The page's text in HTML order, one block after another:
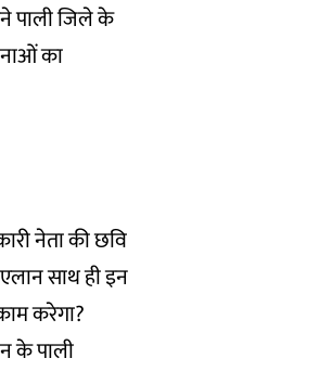
पाली जिले के
का
नेता की छवि
साथ ही इन
करेगा?
के पाली